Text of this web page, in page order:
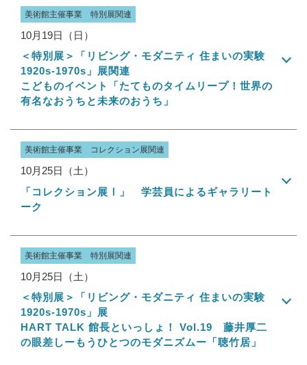
美術館主催事業 特別展関連
10月19日（日）
＜特別展＞「リビング・モダニティ 住まいの実験
1920s-1970s」展関連
こどものイベント「たてものタイムリープ！世界の
有名なおうちと未来のおうち」
美術館主催事業 コレクション展関連
10月25日（土）
「コレクション展Ⅰ」 学芸員によるギャラリート
ーク
美術館主催事業 特別展関連
10月25日（土）
＜特別展＞「リビング・モダニティ 住まいの実験
1920s-1970s」展
HART TALK 館長といっしょ！ Vol.19 藤井厚二
の眼差しーもうひとつのモダニズムー「聴竹居」